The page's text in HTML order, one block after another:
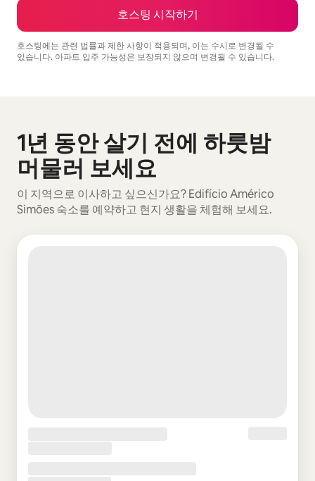
호스팅 시작하기
호스팅에는 관련 법률과 제한 사항이 적용되며, 이는 수시로 변경될 수
있습니다. 아파트 입주 가능성은 보장되지 않으며 변경될 수 있습니다.
1년 동안 살기 전에 하룻밤
머물러 보세요
이 지역으로 이사하고 싶으신가요? Edifício Américo
Simões 숙소를 예약하고 현지 생활을 체험해 보세요.
0개 중 0개 표시됨